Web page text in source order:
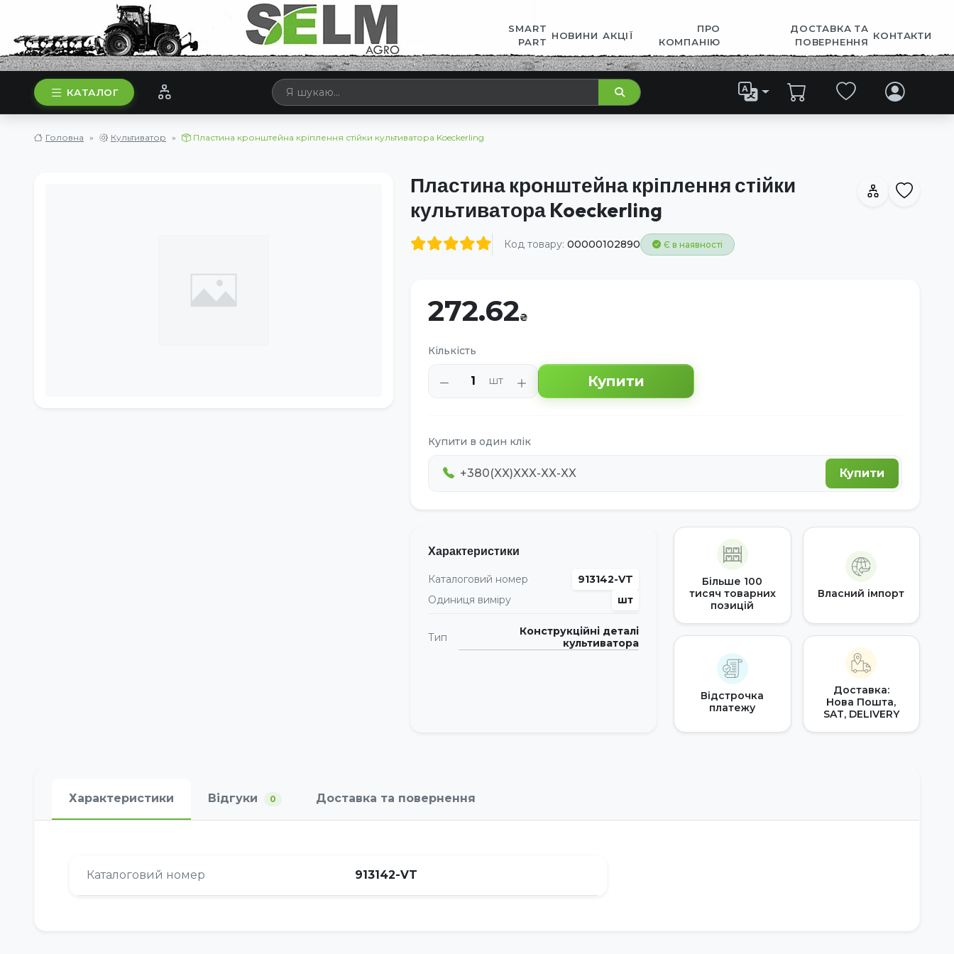
SMART
PART
НОВИНИ АКЦІЇ
ПРО
КОМПАНІЮ
ДОСТАВКА ТА
ПОВЕРНЕННЯ
КОНТАКТИ
КАТАЛОГ
Головна Культиватор Пластина кронштейна кріплення стійки культиватора Koeckerling
Пластина кронштейна кріплення стійки
культиватора Koeckerling
Код товару: 00000102890 Є в наявності
272.62
Кількість
шт Купити
Купити в один клік
Купити
Характеристики
Каталоговий номер
913142-VT
Одиниця виміру
шт
Тип
Конструкційні деталі
культиватора
Більше 100
тисяч товарних
позицій
Власний імпорт
Відстрочка
платежу
Доставка:
Нова Пошта,
SAT, DELIVERY
Характеристики Відгуки 0 Доставка та повернення
Каталоговий номер 913142-VT